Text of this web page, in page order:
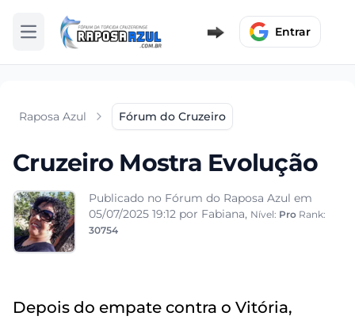
Abrir menu Entrar
Raposa Azul Fórum do Cruzeiro
Cruzeiro Mostra Evolução
Publicado no Fórum do Raposa Azul em
05/07/2025 19:12 por Fabiana, Nível: Pro Rank:
30754
Depois do empate contra o Vitória,